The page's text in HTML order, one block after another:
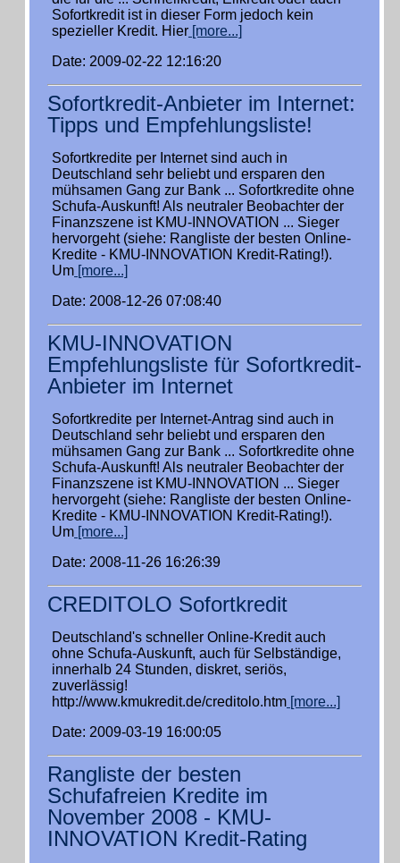
Sofortkredit ist in dieser Form jedoch kein
spezieller Kredit. Hier [more...]
Date: 2009-02-22 12:16:20
Sofortkredit-Anbieter im Internet:
Tipps und Empfehlungsliste!
Sofortkredite per Internet sind auch in
Deutschland sehr beliebt und ersparen den
mühsamen Gang zur Bank ... Sofortkredite ohne
Schufa-Auskunft! Als neutraler Beobachter der
Finanzszene ist KMU-INNOVATION ... Sieger
hervorgeht (siehe: Rangliste der besten Online-
Kredite - KMU-INNOVATION Kredit-Rating!).
Um [more...]
Date: 2008-12-26 07:08:40
KMU-INNOVATION
Empfehlungsliste für Sofortkredit-
Anbieter im Internet
Sofortkredite per Internet-Antrag sind auch in
Deutschland sehr beliebt und ersparen den
mühsamen Gang zur Bank ... Sofortkredite ohne
Schufa-Auskunft! Als neutraler Beobachter der
Finanzszene ist KMU-INNOVATION ... Sieger
hervorgeht (siehe: Rangliste der besten Online-
Kredite - KMU-INNOVATION Kredit-Rating!).
Um [more...]
Date: 2008-11-26 16:26:39
CREDITOLO Sofortkredit
Deutschland's schneller Online-Kredit auch
ohne Schufa-Auskunft, auch für Selbständige,
innerhalb 24 Stunden, diskret, seriös,
zuverlässig!
http://www.kmukredit.de/creditolo.htm [more...]
Date: 2009-03-19 16:00:05
Rangliste der besten
Schufafreien Kredite im
November 2008 - KMU-
INNOVATION Kredit-Rating